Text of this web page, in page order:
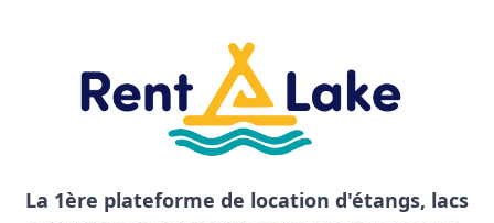
La 1ère plateforme de location d'étangs, lacs